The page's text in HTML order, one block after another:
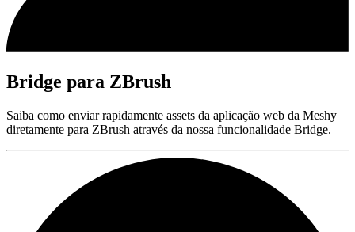
Bridge para ZBrush
Saiba como enviar rapidamente assets da aplicação web da Meshy
diretamente para ZBrush através da nossa funcionalidade Bridge.